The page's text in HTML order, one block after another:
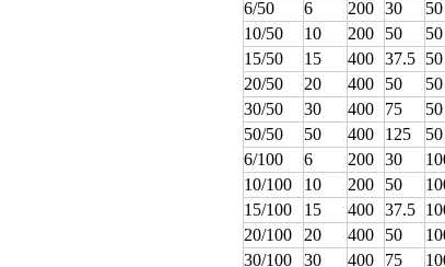
6/50
6 200 30 50
10/50
10 200 50 50
15/50
15 400 37.5 50
20/50
20 400 50 50
30/50
30 400 75 50
50/50
50 400 125 50
6/100
6 200 30
10/100
10 200 50
15/100
15 400 37.5
20/100
20 400 50
30/100
30 400 75